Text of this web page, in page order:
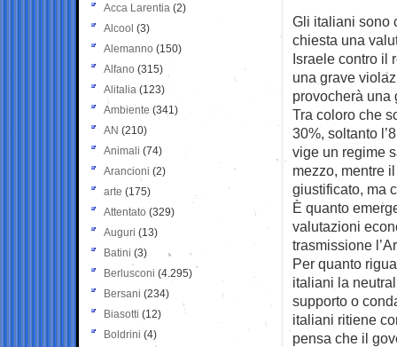
Gli italiani sono
chiesta una
Israele contro il
una grave
provocherà una
Tra coloro che
30%, soltanto
vige un regime
mezzo, mentre
giustificato, ma
È quanto
valutazioni
trasmissione
Per quanto
italiani la
supporto o
italiani ritiene
pensa che il
Acca Larentia (2)
Alcool (3)
Alemanno (150)
Alfano (315)
Alitalia (123)
Ambiente (341)
AN (210)
Animali (74)
Arancioni (2)
arte (175)
Attentato (329)
Auguri (13)
Batini (3)
Berlusconi (4.295)
Bersani (234)
Biasotti (12)
Boldrini (4)